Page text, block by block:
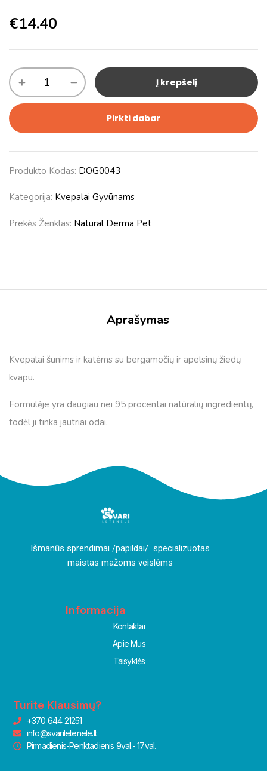
€14.40
Į krepšelį
Pirkti dabar
Produkto Kodas: DOG0043
Kategorija: Kvepalai Gyvūnams
Prekės Ženklas: Natural Derma Pet
Aprašymas
Kvepalai šunims ir katėms su bergamočių ir apelsinų žiedų
kvapu.
Formulėje yra daugiau nei 95 procentai natūralių ingredientų,
todėl ji tinka jautriai odai.
Išmanūs sprendimai /papildai/ specializuotas
maistas mažoms veislėms
Informacija
Kontaktai
Apie Mus
Taisyklės
Turite Klausimų?
+370 644 21251
info@svariletenele.lt
Pirmadienis-Penktadienis 9val.- 17val.